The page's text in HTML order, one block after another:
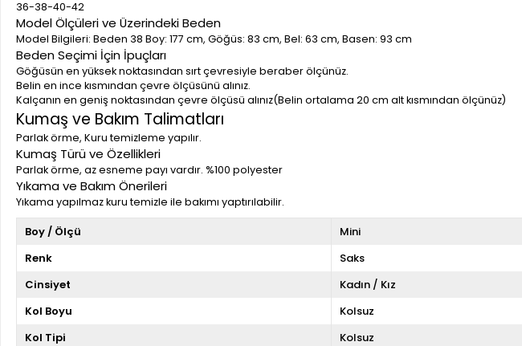
36-38-40-42
Model Ölçüleri ve Üzerindeki Beden
Model Bilgileri: Beden 38 Boy: 177 cm, Göğüs: 83 cm, Bel: 63 cm, Basen: 93 cm
Beden Seçimi İçin İpuçları
Göğüsün en yüksek noktasından sırt çevresiyle beraber ölçünüz.
Belin en ince kısmından çevre ölçüsünü alınız.
Kalçanın en geniş noktasından çevre ölçüsü alınız(Belin ortalama 20 cm alt kısmından ölçünüz)
Kumaş ve Bakım Talimatları
Parlak örme, Kuru temizleme yapılır.
Kumaş Türü ve Özellikleri
Parlak örme, az esneme payı vardır. %100 polyester
Yıkama ve Bakım Önerileri
Yıkama yapılmaz kuru temizle ile bakımı yaptırılabilir.
Boy / Ölçü
Mini
Renk
Saks
Cinsiyet
Kadın / Kız
Kol Boyu
Kolsuz
Kol Tipi
Kolsuz